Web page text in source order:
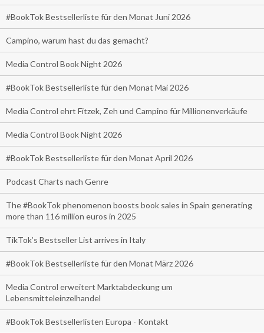
#BookTok Bestsellerliste für den Monat Juni 2026
Campino, warum hast du das gemacht?
Media Control Book Night 2026
#BookTok Bestsellerliste für den Monat Mai 2026
Media Control ehrt Fitzek, Zeh und Campino für Millionenverkäufe
Media Control Book Night 2026
#BookTok Bestsellerliste für den Monat April 2026
Podcast Charts nach Genre
The #BookTok phenomenon boosts book sales in Spain generating
more than 116 million euros in 2025
TikTok’s Bestseller List arrives in Italy
#BookTok Bestsellerliste für den Monat März 2026
Media Control erweitert Marktabdeckung um
Lebensmitteleinzelhandel
#BookTok Bestsellerlisten Europa - Kontakt